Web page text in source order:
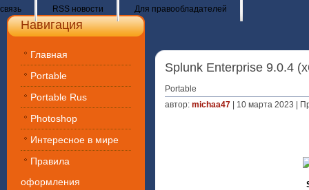
связь RSS новости Для правообладателей
Навигация
Главная
Portable
Portable Rus
Photoshop
Интересное в мире
Правила
оформления
Splunk Enterprise 9.0.4
Portable
автор: michaa47 | 10 марта 2023 |